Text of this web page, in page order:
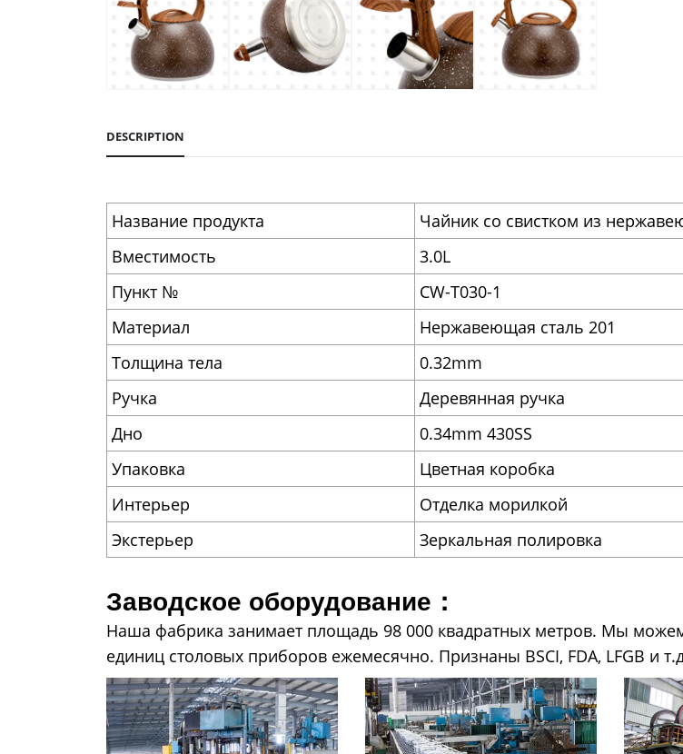
DESCRIPTION
Название продукта
Чайник со свистком из
Вместимость
3.0L
Пункт №
CW-T030-1
Материал
Нержавеющая сталь 201
Толщина тела
0.32mm
Ручка
Деревянная ручка
Дно
0.34mm 430SS
Упаковка
Цветная коробка
Интерьер
Отделка морилкой
Экстерьер
Зеркальная полировка
Заводское оборудование：
Наша фабрика занимает площадь 98 000 квадратных метров. Мы
единиц столовых приборов ежемесячно. Признаны BSCI, FDA, LFGB и